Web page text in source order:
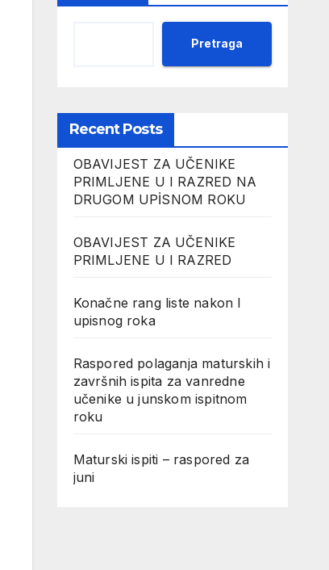
Pretraga
Recent Posts
OBAVIJEST ZA UČENIKE
PRIMLJENE U I RAZRED NA
DRUGOM UPİSNOM ROKU
OBAVIJEST ZA UČENIKE
PRIMLJENE U I RAZRED
Konačne rang liste nakon I
upisnog roka
Raspored polaganja maturskih i
završnih ispita za vanredne
učenike u junskom ispitnom
roku
Maturski ispiti – raspored za
juni